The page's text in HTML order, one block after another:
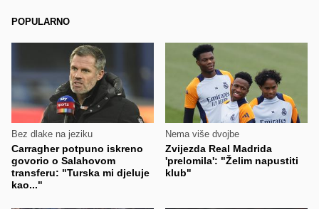
POPULARNO
Bez dlake na jeziku
Carragher potpuno iskreno
govorio o Salahovom
transferu: "Turska mi djeluje
kao..."
Nema više dvojbe
Zvijezda Real Madrida
'prelomila': "Želim napustiti
klub"